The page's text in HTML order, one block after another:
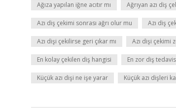
Ağıza yapılan iğne acıtır mı Ağrıyan azı diş
Azı diş çekimi sonrası ağrı olur mu Azı diş
Azı dişi çekilirse geri çıkar mı Azı dişi çekimi
En kolay çekilen diş hangisi En zor diş
Küçük azı dişi ne işe yarar Küçük azı dişleri